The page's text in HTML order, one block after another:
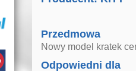
Przedmowa
Nowy model kratek
Odpowiedni dla